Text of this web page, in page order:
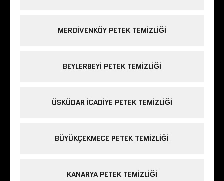
MERDIVENKÖY PETEK TEMIZLIĞI
BEYLERBEYI PETEK TEMIZLIĞI
ÜSKÜDAR ICADIYE PETEK TEMIZLIĞI
BÜYÜKÇEKMECE PETEK TEMIZLIĞI
KANARYA PETEK TEMIZLIĞI